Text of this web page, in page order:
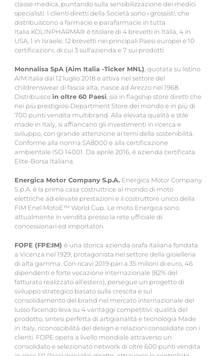
classe medica, puntando sulla sensibilizzazione dei medici
specialisti. I clienti diretti della Società sono i grossisti, che
distribuiscono a farmacie e parafarmacie in tutta
Italia.KOLINPHARMA® è titolare di 4 brevetti in Italia, 4 in
USA, 1 in Israele, 12 brevetti nei principali Paesi europei e 10
certificazioni, di cui 3 sull’azienda e 7 sui prodotti.
Monnalisa SpA (Aim Italia -Ticker MNL), quotata su listino
AIM Italia dal 12 luglio 2018 e attiva nel settore del
childrenswear di fascia alta, nasce ad Arezzo nel 1968.
Distribuisce in oltre 60 Paesi, sia in flagship store diretti che
nei più prestigiosi Department Store del mondo e in più di
700 punti vendita multibrand. Alla elevata qualità e stile
made in Italy, si affiancano gli investimenti in ricerca e
sviluppo, con grande attenzione ai temi della sostenibilità.
Conforme alla norma SA8000 e alla certificazione
ambientale ISO 14001. Da aprile 2016, è azienda certificata
Elite-Borsa Italiana.
Energica Motor Company S.p.A. Energica Motor Company
S.p.A. è la prima casa costruttrice al mondo di moto
elettriche ad elevate prestazioni e il costruttore unico della
FIM Enel MotoE™ World Cup. Le moto Energica sono
attualmente in vendita presso la rete ufficiale di
concessionari ed importatori.
FOPE (FPE:IM) è una storica azienda orafa italiana fondata
a Vicenza nel 1929, protagonista nel settore della gioielleria
di alta gamma. Con ricavi 2019 pari a 35 milioni di euro, 46
dipendenti e forte vocazione internazionale (82% del
fatturato realizzato all’estero), persegue un progetto di
sviluppo strategico basato sulla crescita e sul
consolidamento del brand nel mercato internazionale del
lusso facendo leva su 4 vantaggi competitivi: qualità del
prodotto, sintesi perfetta di artigianalità e tecnologia Made
in Italy, riconoscibilità del design e relazioni consolidate con i
clienti. FOPE opera a livello mondiale attraverso un
consolidato e selezionato network di oltre 600 punti vendita